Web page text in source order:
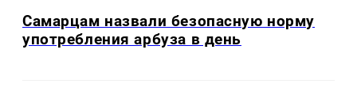
Самарцам назвали безопасную норму
употребления арбуза в день